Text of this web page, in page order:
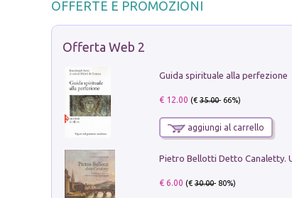
OFFERTE E PROMOZIONI
Offerta Web 2
Guida spirituale alla perfezione
€ 12.00 (€35.00- 66%)
aggiungi al carrello
€ 6.00 (€30.00- 80%)